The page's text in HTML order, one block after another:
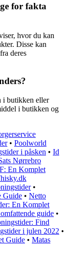
for fakta
hvor du kan
Disse kan
deres
i butikken eller
i butikken og
• Poolworld
i påsken • Id
Nørrebro
En Komplet
•
Guide • Netto
En Komplet
guide •
Find
i julen 2022 •
Guide • Matas